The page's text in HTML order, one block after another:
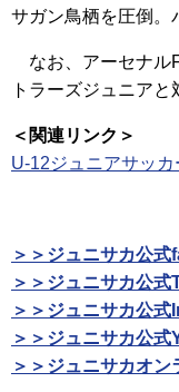
サガン鳥栖を圧倒。
なお、アーセナル
トラーズジュニアと
＜関連リンク＞
U-12ジュニアサッ
＞＞ジュニサカ公
＞＞ジュニサカ公式
＞＞ジュニサカ公
＞＞ジュニサカ公
＞＞ジュニサカオ